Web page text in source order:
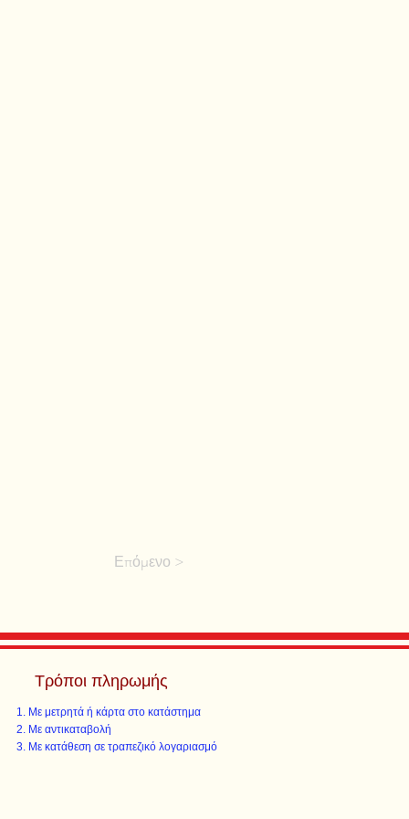
Επόμενο >
Τρόποι πληρωμής
Με μετρητά ή κάρτα στο κατάστημα
Με αντικαταβολή
Με κατάθεση σε τραπεζικό λογαριασμό